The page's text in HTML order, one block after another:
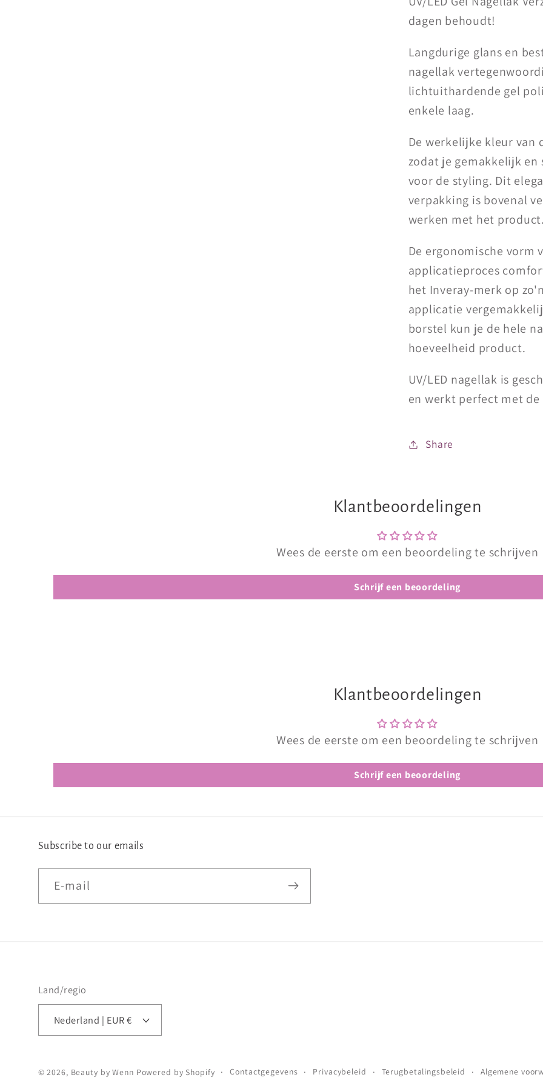
dagen behoudt!
Langdurige glans en
nagellak
lichtuithardende gel
enkele laag.
De werkelijke kleur van
zodat je gemakkelijk
voor de styling. Dit
verpakking is bovenal
werken met het
De ergonomische vorm
applicatieproces
het Inveray-merk op
applicatie
borstel kun je de hele
hoeveelheid product.
UV/LED nagellak is
en werkt perfect met
Share
Klantbeoordelingen
Wees de eerste om een beoordeling te schrijven
Schrijf een beoordeling
Klantbeoordelingen
Wees de eerste om een beoordeling te schrijven
Schrijf een beoordeling
Subscribe to our emails
E‑mail
Land/regio
Nederland | EUR €
© 2026, Beauty by Wenn Powered by Shopify Contactgegevens Privacybeleid Terugbetalingsbeleid Algemene